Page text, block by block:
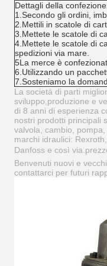
Dettagli della
1.Secondo gli ordini,
2.Mettili in scatole di
3.Mettete le scatole di
4.Mettete le scatole di
spedizioni via mare.
5La merce è
6.Utilizzando un
7.Sosteniamo la
La società di parti
sviluppo,produzione e
di 8 anni di esperienza
nostri prodotti principali
valvola, cambio,
marchi idraulici:
Danfoss e così
Benvenuti nuovi e
contattarci per futuri